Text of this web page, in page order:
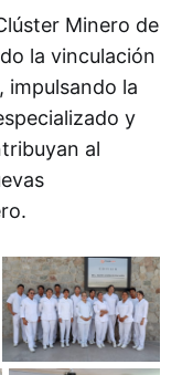
Minero de
la vinculación
impulsando la
y
al